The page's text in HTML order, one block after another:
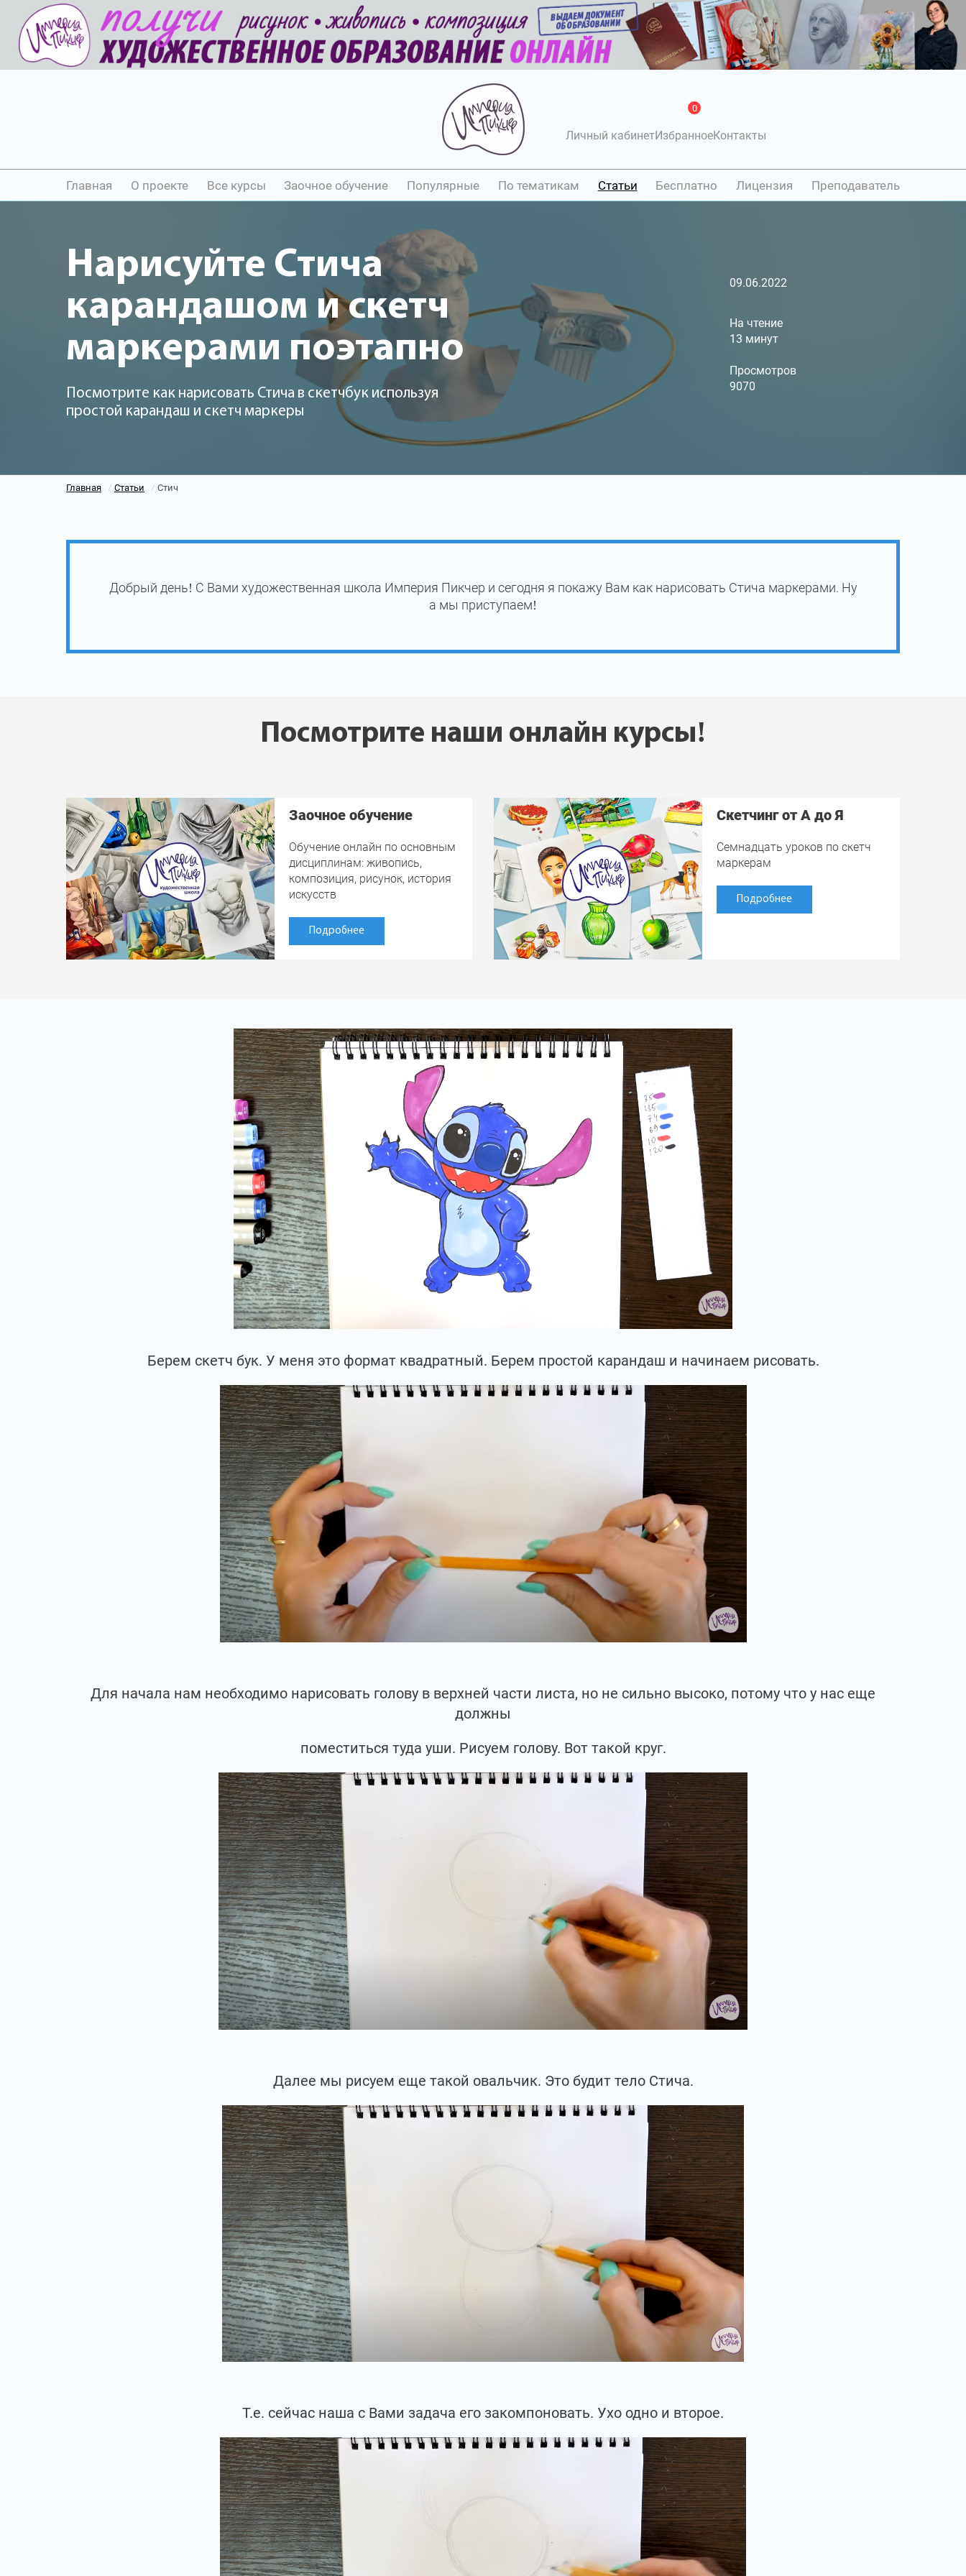
Личный кабинетИзбранное
0
Контакты
Главная О проекте Все курсы Заочное обучение Популярные По тематикам Статьи Бесплатно Лицензия Преподаватель
Нарисуйте Стича
карандашом и скетч
маркерами поэтапно
Посмотрите как нарисовать Стича в скетчбук используя
простой карандаш и скетч маркеры
09.06.2022
На чтение
13 минут
Просмотров
9070
Главная / Статьи / Стич
Добрый день! С Вами художественная школа Империя Пикчер и сегодня я покажу Вам как нарисовать Стича маркерами. Ну
а мы приступаем!
Посмотрите наши онлайн курсы!
Заочное обучение
Обучение онлайн по основным
дисциплинам: живопись,
композиция, рисунок, история
искусств
Подробнее
Скетчинг от А до Я
Семнадцать уроков по скетч
маркерам
Подробнее
Берем скетч бук. У меня это формат квадратный. Берем простой карандаш и начинаем рисовать.
Для начала нам необходимо нарисовать голову в верхней части листа, но не сильно высоко, потому что у нас еще
должны
поместиться туда уши. Рисуем голову. Вот такой круг.
Далее мы рисуем еще такой овальчик. Это будит тело Стича.
Т.е. сейчас наша с Вами задача его закомпоновать. Ухо одно и второе.